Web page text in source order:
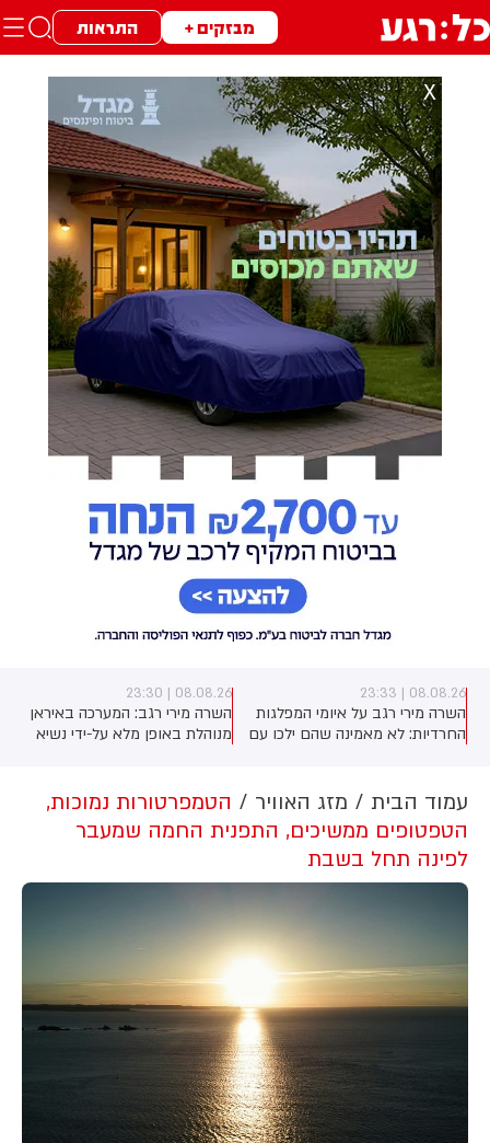
מבזקים + התראות
X
08.08.26 | 23:33
השרה מירי רגב על איומי המפלגות
החרדיות: לא מאמינה שהם ילכו עם
שהם צריכים להתגייס". על יאיר גולן
אמרה השרה: "הוא עומד בראש
מפלגה תומכת טרור". לסיום פנתה
לגלעד ארדן: "אל תבזבז קולות של
הימין"
08.08.26 | 23:30
השרה מירי רגב: המערכה באיראן
מנוהלת באופן מלא על-ידי נשיא
איראן תתקוף את ישראל - אנחנו
עמוד הבית מזג האוויר
הטמפרטורות נמוכות,
הטפטופים ממשיכים, התפנית החמה שמעבר
לפינה תחל בשבת